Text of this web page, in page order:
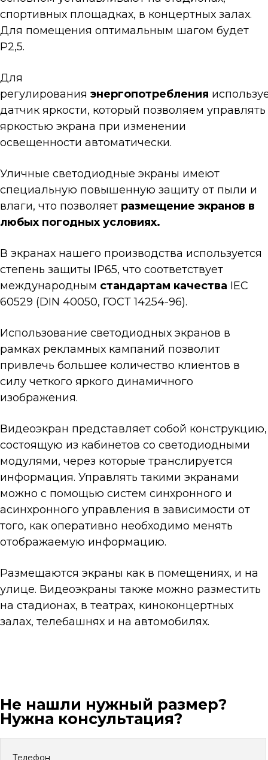
спортивных площадках, в концертных залах.
Для помещения оптимальным шагом будет
Р2,5.
Для
регулирования энергопотребления
датчик яркости, который позволяем управлять
яркостью экрана при изменении
освещенности автоматически.
Уличные светодиодные экраны имеют
специальную повышенную защиту от пыли и
влаги, что позволяет размещение экранов в
любых погодных условиях.
В экранах нашего производства используется
степень защиты IP65, что соответствует
международным стандартам качества IEC
60529 (DIN 40050, ГОСТ 14254-96).
Использование светодиодных экранов в
рамках рекламных кампаний позволит
привлечь большее количество клиентов в
силу четкого яркого динамичного
изображения.
Видеоэкран представляет собой конструкцию,
состоящую из кабинетов со светодиодными
модулями, через которые транслируется
информация. Управлять такими экранами
можно с помощью систем синхронного и
асинхронного управления в зависимости от
того, как оперативно необходимо менять
отображаемую информацию.
Размещаются экраны как в помещениях, и на
улице. Видеоэкраны также можно разместить
на стадионах, в театрах, киноконцертных
залах, телебашнях и на автомобилях.
Не нашли нужный размер?
Нужна консультация?